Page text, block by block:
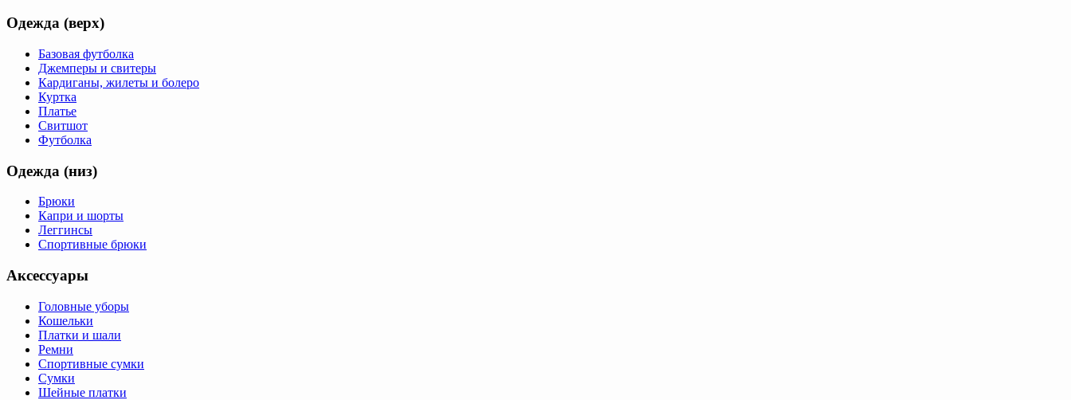
Одежда (верх)
Базовая футболка
Джемперы и свитеры
Кардиганы, жилеты и болеро
Куртка
Платье
Свитшот
Футболка
Одежда (низ)
Брюки
Капри и шорты
Леггинсы
Спортивные брюки
Аксессуары
Головные уборы
Кошельки
Платки и шали
Ремни
Спортивные сумки
Сумки
Шейные платки